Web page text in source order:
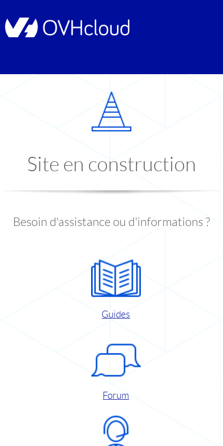
Site en construction
Besoin d'assistance ou d'informations ?
Guides
Forum